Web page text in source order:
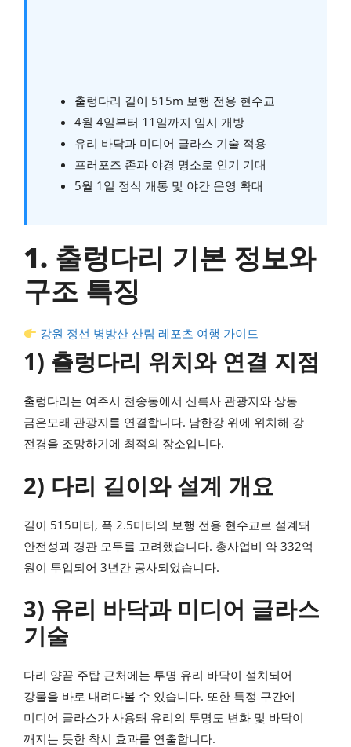
출렁다리 길이 515m 보행 전용 현수교
4월 4일부터 11일까지 임시 개방
유리 바닥과 미디어 글라스 기술 적용
프러포즈 존과 야경 명소로 인기 기대
5월 1일 정식 개통 및 야간 운영 확대
1. 출렁다리 기본 정보와
구조 특징
강원 정선 병방산 산림 레포츠 여행 가이드
1) 출렁다리 위치와 연결 지점
출렁다리는 여주시 천송동에서 신륵사 관광지와 상동
금은모래 관광지를 연결합니다. 남한강 위에 위치해 강
전경을 조망하기에 최적의 장소입니다.
2) 다리 길이와 설계 개요
길이 515미터, 폭 2.5미터의 보행 전용 현수교로 설계돼
안전성과 경관 모두를 고려했습니다. 총사업비 약 332억
원이 투입되어 3년간 공사되었습니다.
3) 유리 바닥과 미디어 글라스
기술
다리 양끝 주탑 근처에는 투명 유리 바닥이 설치되어
강물을 바로 내려다볼 수 있습니다. 또한 특정 구간에
미디어 글라스가 사용돼 유리의 투명도 변화 및 바닥이
깨지는 듯한 착시 효과를 연출합니다.